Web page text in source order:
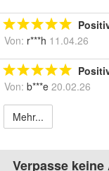
Von: r***h 11.04.26
Von: b***e 20.02.26
Mehr...
Verpasse